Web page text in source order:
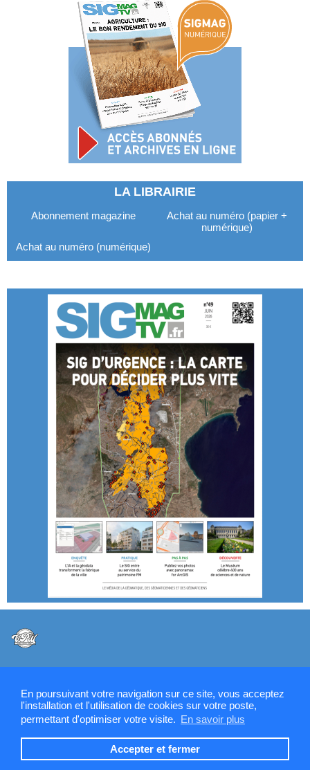
En poursuivant votre navigation sur ce site, vous acceptez
l'installation et l'utilisation de cookies sur votre poste,
permettant d'optimiser votre visite. En savoir plus
Accepter et fermer
LA LIBRAIRIE
Abonnement magazine
Achat au numéro (papier +
numérique)
Achat au numéro (numérique)
Contactez la rédaction de SIGMAG & SIGTV